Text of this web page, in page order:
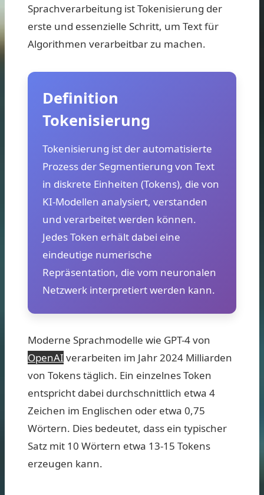
Sprachverarbeitung ist Tokenisierung der
erste und essenzielle Schritt, um Text für
Algorithmen verarbeitbar zu machen.
Definition
Tokenisierung
Tokenisierung ist der automatisierte
Prozess der Segmentierung von Text
in diskrete Einheiten (Tokens), die von
KI-Modellen analysiert, verstanden
und verarbeitet werden können.
Jedes Token erhält dabei eine
eindeutige numerische
Repräsentation, die vom neuronalen
Netzwerk interpretiert werden kann.
Moderne Sprachmodelle wie GPT-4 von
OpenAI verarbeiten im Jahr 2024 Milliarden
von Tokens täglich. Ein einzelnes Token
entspricht dabei durchschnittlich etwa 4
Zeichen im Englischen oder etwa 0,75
Wörtern. Dies bedeutet, dass ein typischer
Satz mit 10 Wörtern etwa 13-15 Tokens
erzeugen kann.